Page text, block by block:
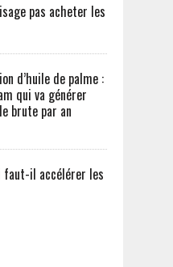
pas acheter les
d’huile de palme :
qui va générer
brute par an
faut-il accélérer les